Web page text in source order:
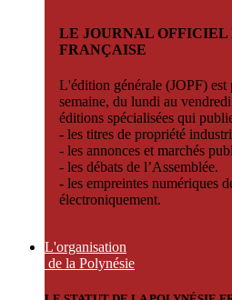
LE JOURNAL OFFICIEL
FRANÇAISE
L'édition générale (JOPF)
semaine, du lundi au
éditions spécialisées qui
- les titres de propriété
- les annonces et marchés
- les débats de l’Assemblée.
- les empreintes numériques
électroniquement.
L'organisation
de la Polynésie